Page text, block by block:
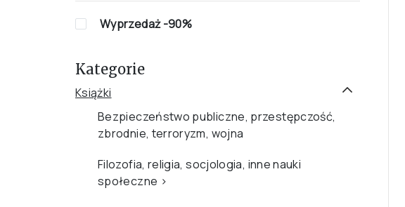
Wyprzedaż -90%
Kategorie
Książki
Bezpieczeństwo publiczne, przestępczość,
zbrodnie, terroryzm, wojna
Filozofia, religia, socjologia, inne nauki
społeczne ›